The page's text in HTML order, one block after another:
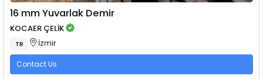
16 mm Yuvarlak Demir
KOCAER ÇELİK
TR İzmir
Contact Us